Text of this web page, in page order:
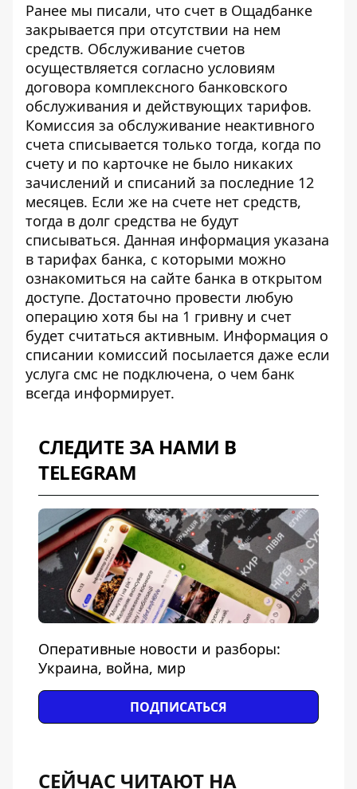
Ранее мы писали, что счет в Ощадбанке
закрывается при отсутствии на нем
средств. Обслуживание счетов
осуществляется согласно условиям
договора комплексного банковского
обслуживания и действующих тарифов.
Комиссия за обслуживание неактивного
счета списывается только тогда, когда по
счету и по карточке не было никаких
зачислений и списаний за последние 12
месяцев. Если же на счете нет средств,
тогда в долг средства не будут
списываться. Данная информация указана
в тарифах банка, с которыми можно
ознакомиться на сайте банка в открытом
доступе. Достаточно провести любую
операцию хотя бы на 1 гривну и счет
будет считаться активным. Информация о
списании комиссий посылается даже если
услуга смс не подключена, о чем банк
всегда информирует.
СЛЕДИТЕ ЗА НАМИ В
TELEGRAM
Оперативные новости и разборы:
Украина, война, мир
ПОДПИСАТЬСЯ
СЕЙЧАС ЧИТАЮТ НА